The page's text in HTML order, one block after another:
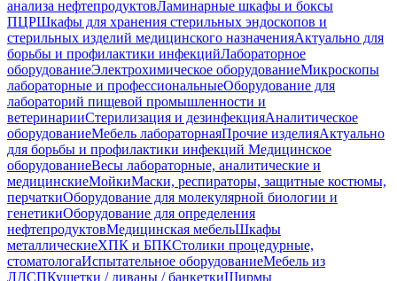
анализа нефтепродуктовЛаминарные шкафы и боксы
ПЦРШкафы для хранения стерильных эндоскопов и
стерильных изделий медицинского назначенияАктуально для
борьбы и профилактики инфекцийЛабораторное
оборудованиеЭлектрохимическое оборудованиеМикроскопы
лабораторные и профессиональныеОборудование для
лабораторий пищевой промышленности и
ветеринарииСтерилизация и дезинфекцияАналитическое
оборудованиеМебель лабораторнаяПрочие изделияАктуально
для борьбы и профилактики инфекций Медицинское
оборудованиеВесы лабораторные, аналитические и
медицинскиеМойкиМаски, респираторы, защитные костюмы,
перчаткиОборудование для молекулярной биологии и
генетикиОборудование для определения
нефтепродуктовМедицинская мебельШкафы
металлическиеХПК и БПКСтолики процедурные,
стоматологаИспытательное оборудованиеМебель из
ЛДСПКушетки / диваны / банкеткиШирмы